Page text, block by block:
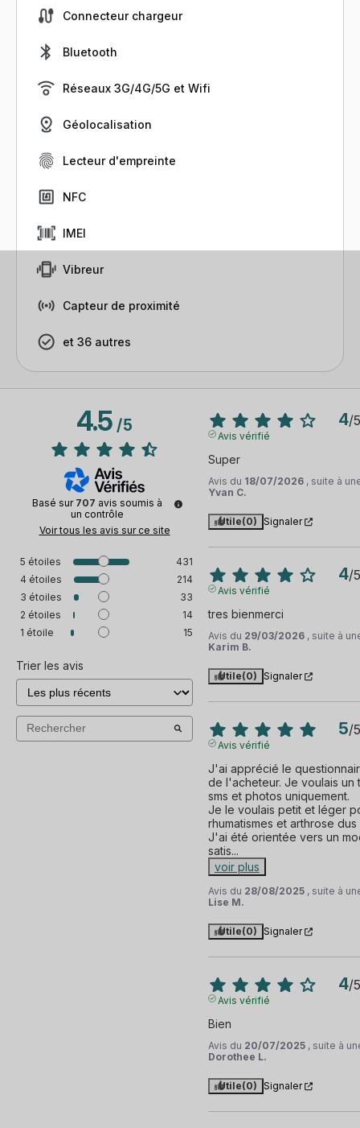
Connecteur chargeur
Bluetooth
Réseaux 3G/4G/5G et Wifi
Géolocalisation
Lecteur d'empreinte
NFC
IMEI
Vibreur
Capteur de proximité
et 36 autres
4.5/5
Basé sur 707 avis soumis à
un contrôle
Voir tous les avis sur ce site
5 étoiles
431
4 étoiles
214
3 étoiles
33
2 étoiles
14
1 étoile 15
Trier les avis
4/5
Avis vérifié
Super
Avis du 18/07/2026 , suite à
Yvan C.
Utile(0) Signaler
4/5
Avis vérifié
tres bienmerci
Avis du 29/03/2026 , suite à
Karim B.
Utile(0) Signaler
5/5
Avis vérifié
J'ai apprécié le
de l'acheteur. Je voulais
sms et photos uniquement.
Je le voulais petit et léger
rhumatismes et arthrose
J'ai été orientée vers un
satis...
voir plus
Avis du 28/08/2025 , suite à
Lise M.
Utile(0) Signaler
4/5
Avis vérifié
Bien
Avis du 20/07/2025 , suite à
Dorothee L.
Utile(0) Signaler